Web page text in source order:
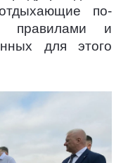
по-
правилами и
для этого